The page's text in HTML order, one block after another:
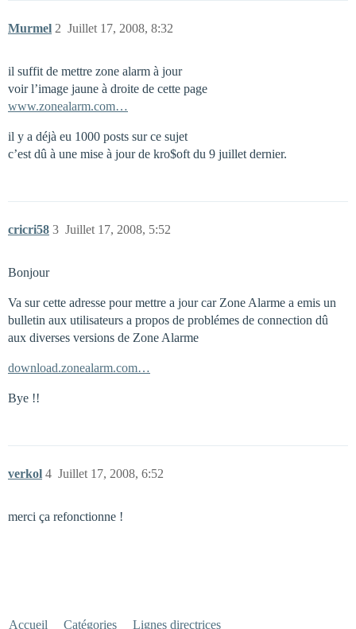
Murmel Juillet 17, 2008, 8:32
2
il suffit de mettre zone alarm à jour
voir l’image jaune à droite de cette page
www.zonealarm.com…
il y a déjà eu 1000 posts sur ce sujet
c’est dû à une mise à jour de kro$oft du 9 juillet dernier.
cricri58 Juillet 17, 2008, 5:52
3
Bonjour
Va sur cette adresse pour mettre a jour car Zone Alarme a emis un
bulletin aux utilisateurs a propos de problémes de connection dû
aux diverses versions de Zone Alarme
download.zonealarm.com…
Bye !!
verkol Juillet 17, 2008, 6:52
4
merci ça refonctionne !
Accueil Catégories Lignes directrices